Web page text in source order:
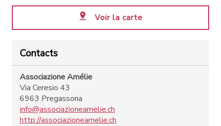
Voir la carte
Contacts
Associazione Amélie
Via Ceresio 43
6963 Pregassona
info@associazioneamelie.ch
http://associazioneamelie.ch